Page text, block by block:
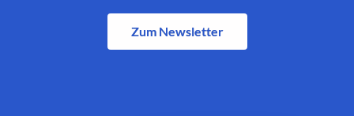
Zum Newsletter